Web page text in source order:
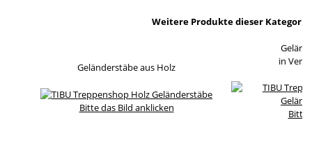
Weitere Produkte dieser Kategorie
Geländerstäbe aus Holz
Bitte das Bild anklicken
in
Bitte